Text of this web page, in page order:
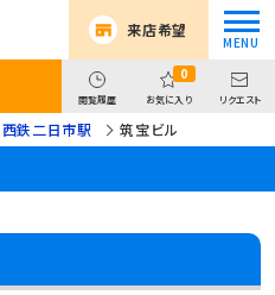
来店希望
閲覧履歴
0
お気に入り リクエスト
西鉄二日市駅 筑宝ビル